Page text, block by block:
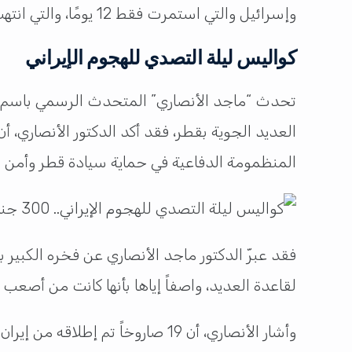
وإسرائيل والتي استمرت فقط 12 يومًا، والتي انتهت بوقف إطلاق النار برعاية قطرية أمريكية.
كواليس ليلة التصدي للهجوم الإيراني
تحدث “ماجد الأنصاري” المتحدث الرسمي باسم
العديد الجوية بقطر، فقد أكد الدكتور
المنظمومة الدفاعية في حماية سيادة قطر وأمن
فقد عبرّ الدكتور ماجد الأنصاري عن فخره
لقاعدة العديد، واصفاً إياها بأنها كانت من
وأشار الأنصاري، أن 19 صاروخاً